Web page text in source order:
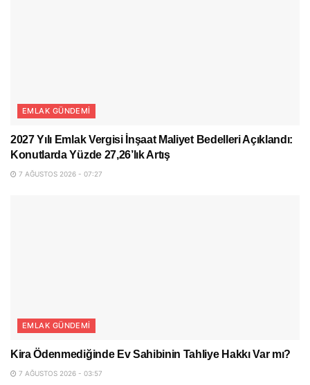
EMLAK GÜNDEMI
2027 Yılı Emlak Vergisi İnşaat Maliyet Bedelleri Açıklandı:
Konutlarda Yüzde 27,26’lık Artış
7 AĞUSTOS 2026 - 07:27
EMLAK GÜNDEMI
Kira Ödenmediğinde Ev Sahibinin Tahliye Hakkı Var mı?
7 AĞUSTOS 2026 - 03:57